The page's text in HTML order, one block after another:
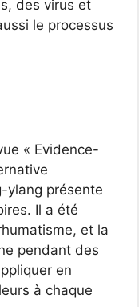
des virus et
le processus
« Evidence-
ylang présente
Il a été
et la
pendant des
en
à chaque